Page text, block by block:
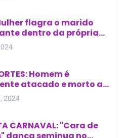
flagra o marido
dentro da própria
Homem é
atacado e morto a
facão em joão lisboa
2024
CARNAVAL: "Cara de